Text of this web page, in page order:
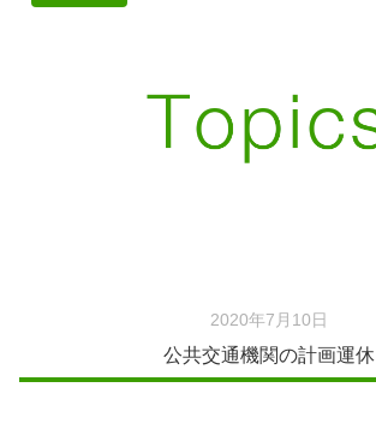
2020年7月10日
公共交通機関の計画運休